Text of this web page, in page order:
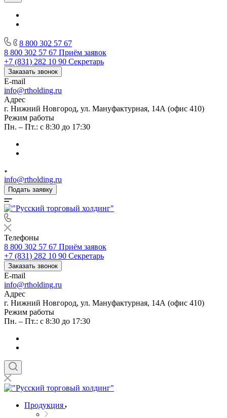
8 800 302 57 67
8 800 302 57 67 Приём заявок
+7 (831) 282 10 90 Секретарь
Заказать звонок
E-mail
info@rtholding.ru
Адрес
г. Нижний Новгород, ул. Мануфактурная, 14А (офис 410)
Режим работы
Пн. – Пт.: с 8:30 до 17:30
info@rtholding.ru
Подать заявку
Телефоны
8 800 302 57 67 Приём заявок
+7 (831) 282 10 90 Секретарь
Заказать звонок
E-mail
info@rtholding.ru
Адрес
г. Нижний Новгород, ул. Мануфактурная, 14А (офис 410)
Режим работы
Пн. – Пт.: с 8:30 до 17:30
Продукция